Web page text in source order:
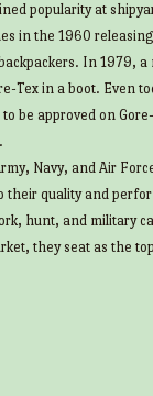
popularity at
in the 1960
In 1979,
Tex in a boot. Even
be approved on
Navy, and Air
their quality and
hunt, and military
they seat as the